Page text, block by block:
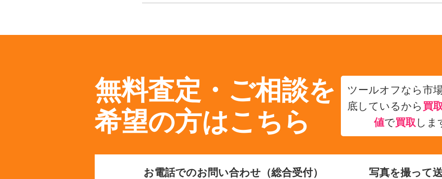
無料査定・ご相談を
希望の方はこちら
ツールオフなら市
底しているから 買
値で買取 しま
お電話でのお問い合わせ（総合受付） 写真を撮って